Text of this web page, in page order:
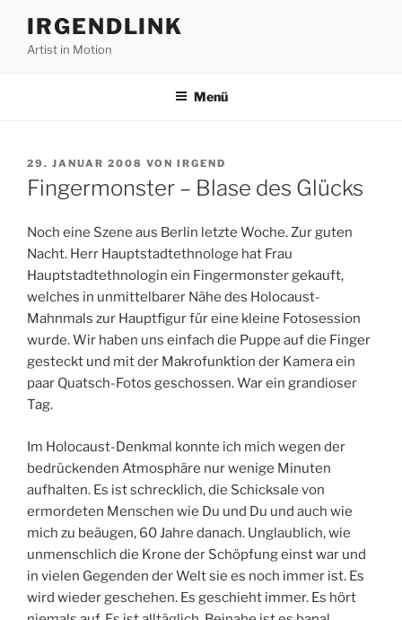
Inhalt
springen
IRGENDLINK
Artist in Motion
Menü
VERÖFFENTLICHT
AM
29. JANUAR 2008 VON IRGEND
Fingermonster – Blase des Glücks
Noch eine Szene aus Berlin letzte Woche. Zur guten
Nacht. Herr Hauptstadtethnologe hat Frau
Hauptstadtethnologin ein Fingermonster gekauft,
welches in unmittelbarer Nähe des Holocaust-
Mahnmals zur Hauptfigur für eine kleine Fotosession
wurde. Wir haben uns einfach die Puppe auf die Finger
gesteckt und mit der Makrofunktion der Kamera ein
paar Quatsch-Fotos geschossen. War ein grandioser
Tag.
Im Holocaust-Denkmal konnte ich mich wegen der
bedrückenden Atmosphäre nur wenige Minuten
aufhalten. Es ist schrecklich, die Schicksale von
ermordeten Menschen wie Du und Du und auch wie
mich zu beäugen, 60 Jahre danach. Unglaublich, wie
unmenschlich die Krone der Schöpfung einst war und
in vielen Gegenden der Welt sie es noch immer ist. Es
wird wieder geschehen. Es geschieht immer. Es hört